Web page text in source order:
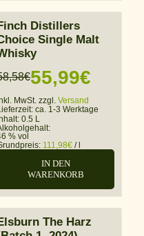
Distillers
Single Malt
€55,99€
MwSt. zzgl. Versand
ca. 1-3 Werktage
0.5 L
% vol
111,98€ /l
IN DEN
WARENKORB
The Harz